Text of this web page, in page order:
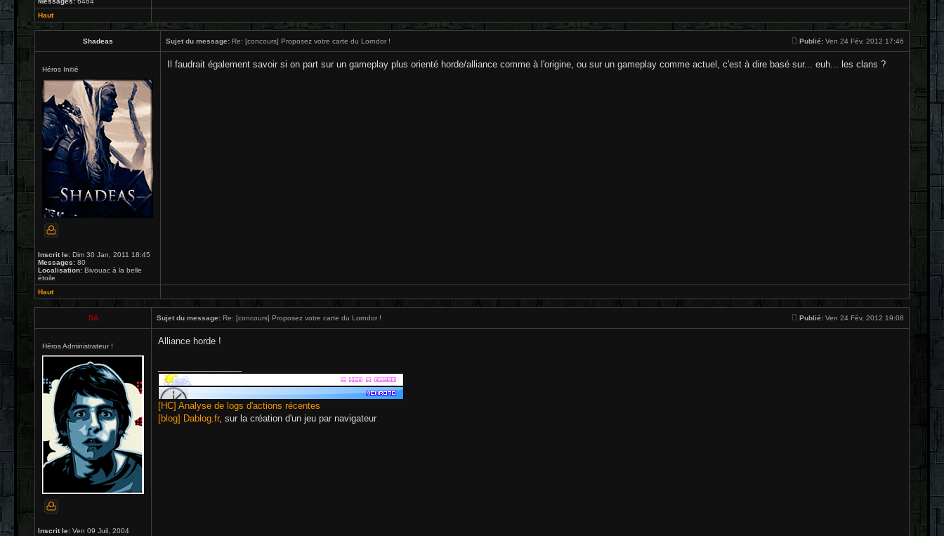
Haut
Shadeas Sujet du message: Re: [concours] Proposez votre carte du Lorndor ! Publié: Ven 24 Fév, 2012 17:46
Héros Initié
Inscrit le: Dim 30 Jan, 2011 18:45
Messages: 80
Localisation: Bivouac à la belle
étoile
Il faudrait également savoir si on part sur un gameplay plus orienté horde/alliance comme à l'origine, ou sur un gameplay comme actuel, c'est à dire basé sur... euh... les clans ?
Haut
DA Sujet du message: Re: [concours] Proposez votre carte du Lorndor ! Publié: Ven 24 Fév, 2012 19:08
Héros Administrateur !
Inscrit le: Ven 09 Juil, 2004
Alliance horde !
[HC] Analyse de logs d'actions récentes
[blog] Dablog.fr, sur la création d'un jeu par navigateur